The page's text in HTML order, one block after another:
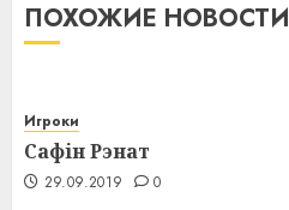
ПОХОЖИЕ НОВОСТИ
Игроки
Сафін Рэнат
29.09.2019 0